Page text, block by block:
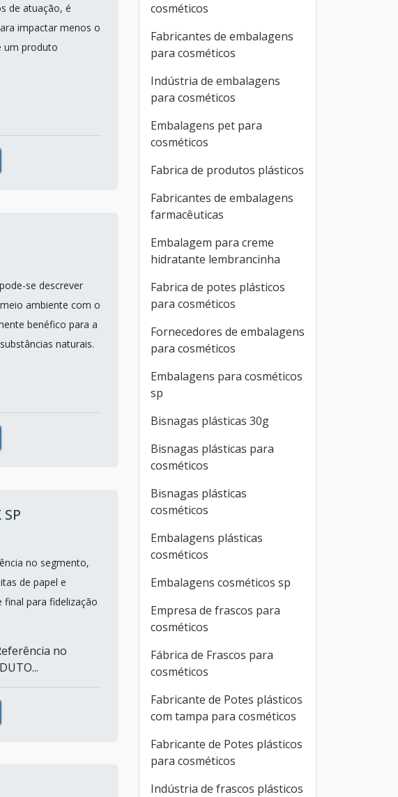
de atuação, é
impactar menos o
um produto
se descrever
ambiente com o
benéfico para a
naturais.
no segmento,
de papel e
final para fidelização
no
cosméticos
Fabricantes de embalagens
para cosméticos
Indústria de embalagens
para cosméticos
Embalagens pet para
cosméticos
Fabrica de produtos plásticos
Fabricantes de embalagens
farmacêuticas
Embalagem para creme
hidratante lembrancinha
Fabrica de potes plásticos
para cosméticos
Fornecedores de embalagens
para cosméticos
Embalagens para cosméticos
sp
Bisnagas plásticas 30g
Bisnagas plásticas para
cosméticos
Bisnagas plásticas
cosméticos
Embalagens plásticas
cosméticos
Embalagens cosméticos sp
Empresa de frascos para
cosméticos
Fábrica de Frascos para
cosméticos
Fabricante de Potes plásticos
com tampa para cosméticos
Fabricante de Potes plásticos
para cosméticos
Indústria de frascos plásticos